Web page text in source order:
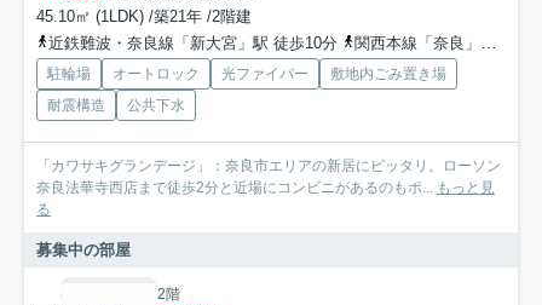
45.10㎡ (1LDK) /築21年 /2階建
近鉄難波・奈良線「新大宮」駅 徒歩10分
関西本線「奈良」駅 バス6分 奈良交通「奈良市庁前」 停歩10分
駐輪場 オートロック 光ファイバー
敷地内ごみ置き場
耐震構造
公共下水
「カワサキグランデージ」：奈良市エリアの新居にピッタリ。ローソン
奈良法華寺西店まで徒歩2分と近場にコンビニがあるのもポ...
もっと見
る
募集中の部屋
2階